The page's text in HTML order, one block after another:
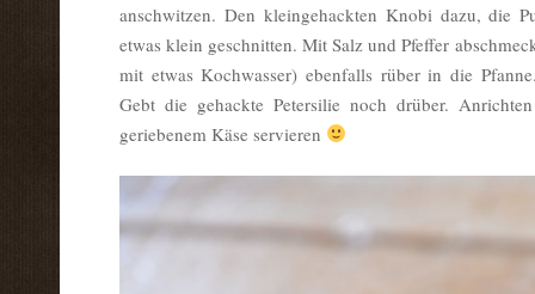
anschwitzen. Den kleingehackten Knobi dazu, die
etwas klein geschnitten. Mit Salz und Pfeffer
mit etwas Kochwasser) ebenfalls rüber in die
Gebt die gehackte Petersilie noch drüber.
geriebenem Käse servieren